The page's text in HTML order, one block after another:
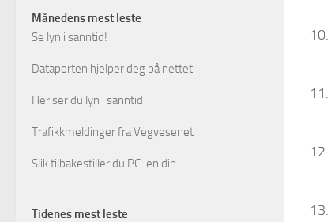
Månedens mest leste
Se lyn i sanntid!
Dataporten hjelper deg på nettet
Her ser du lyn i sanntid
Trafikkmeldinger fra Vegvesenet
Slik tilbakestiller du PC-en din
Tidenes mest leste